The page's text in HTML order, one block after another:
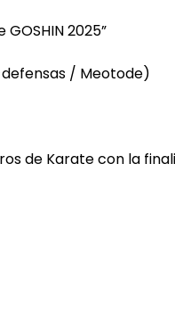
GOSHIN 2025”
/ Meotode)
de Karate con la